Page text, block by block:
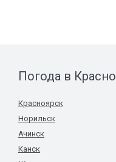
Погода в
Красноярск
Норильск
Ачинск
Канск